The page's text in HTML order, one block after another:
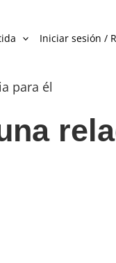
Iniciar sesión /
para él